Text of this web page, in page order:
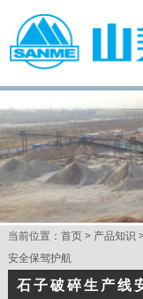
当前位置： 首页> 产品知识
安全保驾护航
石子破碎生产